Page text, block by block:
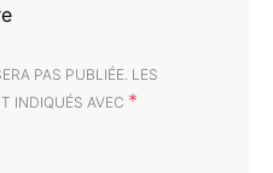
PAS PUBLIÉE. LES
INDIQUÉS AVEC *